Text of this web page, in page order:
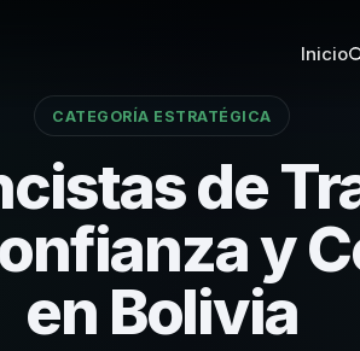
Inicio
CATEGORÍA ESTRATÉGICA
de
y
en Bolivia